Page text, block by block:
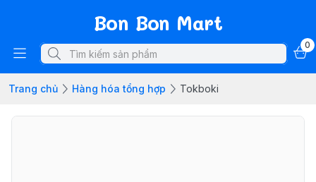
Bon Bon Mart
0
Trang chủ Hàng hóa tổng hợp Tokboki